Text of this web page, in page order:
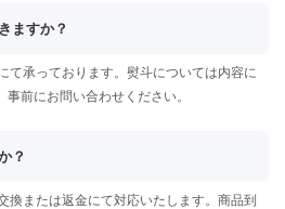
ますか？
て承っております。熨斗については内容に
前にお問い合わせください。
？
換または返金にて対応いたします。商品到